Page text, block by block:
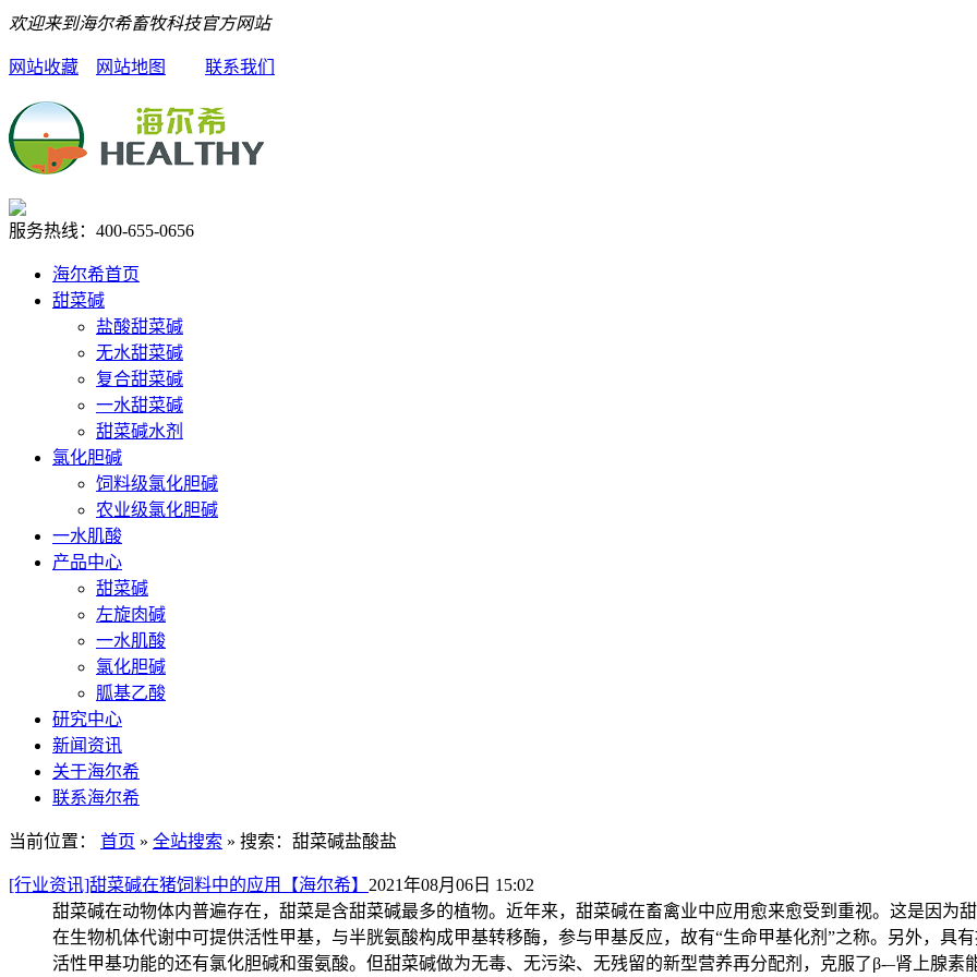
欢迎来到海尔希畜牧科技官方网站
网站收藏 网站地图 联系我们
服务热线： 400-655-0656
海尔希首页
甜菜碱
盐酸甜菜碱
无水甜菜碱
复合甜菜碱
一水甜菜碱
甜菜碱水剂
氯化胆碱
饲料级氯化胆碱
农业级氯化胆碱
一水肌酸
产品中心
甜菜碱
左旋肉碱
一水肌酸
氯化胆碱
胍基乙酸
研究中心
新闻资讯
关于海尔希
联系海尔希
当前位置： 首页 » 全站搜索 » 搜索：甜菜碱盐酸盐
[行业资讯]甜菜碱在猪饲料中的应用【海尔希】 2021年08月06日 15:02
甜菜碱在动物体内普遍存在，甜菜是含甜菜碱最多的植物。近年来，甜菜碱在畜禽业中应用愈来愈受到重视。这是因为
在生物机体代谢中可提供活性甲基，与半胱氨酸构成甲基转移酶，参与甲基反应，故有“生命甲基化剂”之称。另外，具
活性甲基功能的还有氯化胆碱和蛋氨酸。但甜菜碱做为无毒、无污染、无残留的新型营养再分配剂，克服了β-–肾上腺素